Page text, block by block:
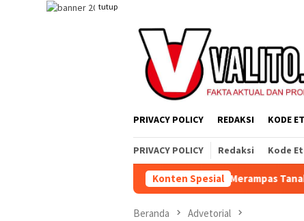
tutup
PRIVACY POLICY REDAKSI KODE
PRIVACY POLICY Redaksi Kode
Konten Spesial
Jahat, Tetapi Sistem yang Merampas Tanah Dan Alat
Beranda Advetorial